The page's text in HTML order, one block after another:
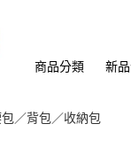
商品分類 新
包／背包／收納包